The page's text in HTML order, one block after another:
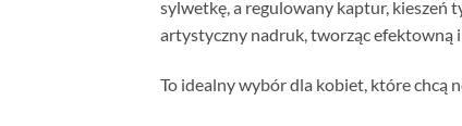
sylwetkę, a regulowany kaptur, kieszeń
artystyczny nadruk, tworząc efektowną i
To idealny wybór dla kobiet, które chcą